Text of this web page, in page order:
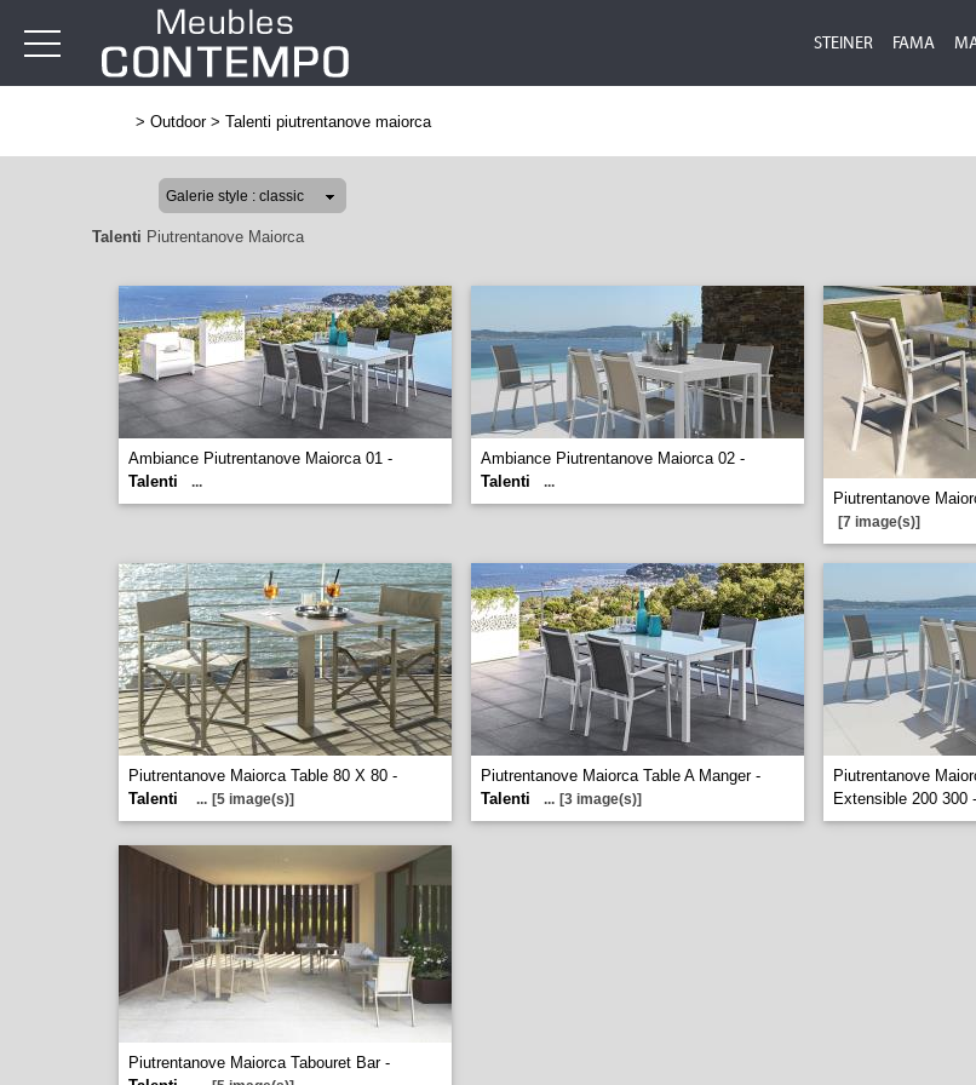
STEINER FAMA
> Outdoor> Talenti piutrentanove maiorca
Talenti Piutrentanove Maiorca
Ambiance Piutrentanove Maiorca 01 -
Talenti
...
Ambiance Piutrentanove Maiorca 02 -
Talenti
...
Piutrentanove
[7 image(s)]
Piutrentanove Maiorca Table 80 X 80 -
Talenti
... [5 image(s)]
Piutrentanove Maiorca Table A Manger -
Talenti
... [3 image(s)]
Piutrentanove
Extensible 200 300 -
Piutrentanove Maiorca Tabouret Bar -